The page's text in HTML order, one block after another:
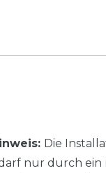
Die
nur durch ein